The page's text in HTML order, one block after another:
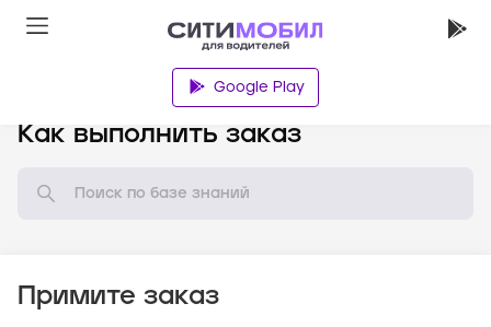
Google Play
Как выполнить заказ
Примите заказ